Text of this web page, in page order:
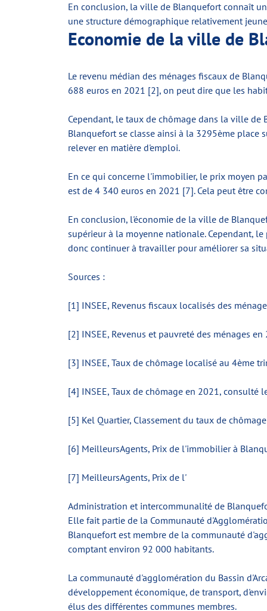
En conclusion, la ville de Blanquefort connaît
une structure démographique relativement
Economie de la ville de
Le revenu médian des ménages fiscaux de
688 euros en 2021 [2], on peut dire que les
Cependant, le taux de chômage dans la ville
Blanquefort se classe ainsi à la 3295ème place
relever en matière d'emploi.
En ce qui concerne l'immobilier, le prix moyen
est de 4 340 euros en 2021 [7]. Cela peut être
En conclusion, l'économie de la ville de
supérieur à la moyenne nationale. Cependant,
donc continuer à travailler pour améliorer sa
Sources :
[1] INSEE, Revenus fiscaux localisés des
[2] INSEE, Revenus et pauvreté des ménages
[3] INSEE, Taux de chômage localisé au 4ème
[4] INSEE, Taux de chômage en 2021,
[5] Kel Quartier, Classement du taux de
[6] MeilleursAgents, Prix de l'immobilier à
[7] MeilleursAgents, Prix de l'
Administration et intercommunalité de
Elle fait partie de la Communauté
Blanquefort est membre de la communauté
comptant environ 92 000 habitants.
La communauté d'agglomération du Bassin
développement économique, de transport,
élus des différentes communes membres.